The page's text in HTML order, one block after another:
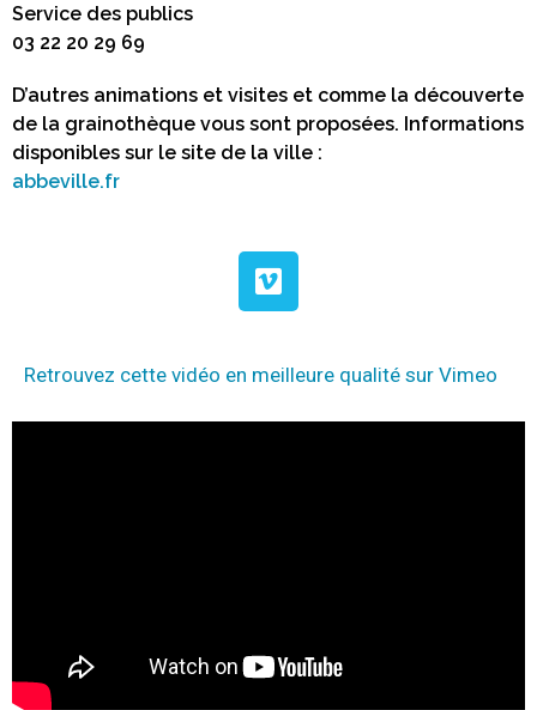
Service des publics
03 22 20 29 69
D’autres animations et visites et comme la découverte
de la grainothèque vous sont proposées. Informations
disponibles sur le site de la ville :
abbeville.fr
Retrouvez cette vidéo en meilleure qualité sur Vimeo